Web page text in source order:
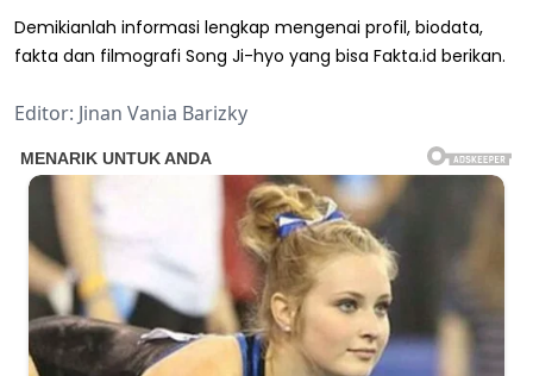
Demikianlah informasi lengkap mengenai profil, biodata,
fakta dan filmografi Song Ji-hyo yang bisa Fakta.id berikan.
Editor: Jinan Vania Barizky